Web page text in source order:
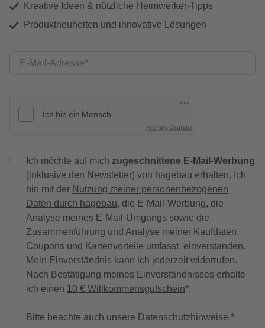
Kreative Ideen & nützliche Heimwerker-Tipps
Produktneuheiten und innovative Lösungen
E-Mail-Adresse
Friendly Captcha
Ich möchte auf mich zugeschnittene E-Mail-Werbung
(inklusive den Newsletter) von hagebau erhalten. Ich
bin mit der Nutzung meiner personenbezogenen
Daten durch hagebau, die E-Mail-Werbung, die
Analyse meines E-Mail-Umgangs sowie die
Zusammenführung und Analyse meiner Kaufdaten,
Coupons und Kartenvorteile umfasst, einverstanden.
Mein Einverständnis kann ich jederzeit widerrufen.
Nach Bestätigung meines Einverständnisses erhalte
ich einen 10 € Willkommensgutschein*.
Bitte beachte auch unsere Datenschutzhinweise.